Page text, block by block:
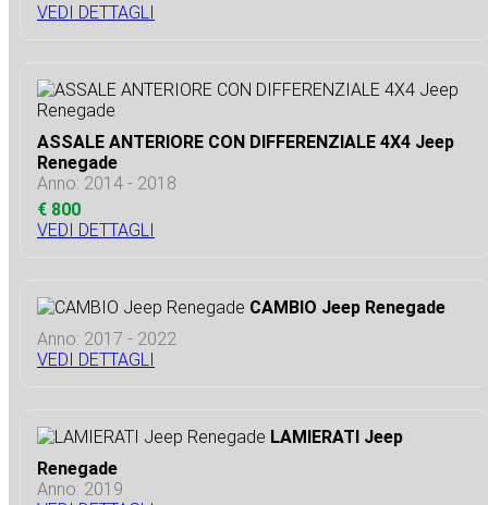
VEDI DETTAGLI
ASSALE ANTERIORE CON DIFFERENZIALE 4X4 Jeep
Renegade
Anno: 2014 - 2018
€ 800
VEDI DETTAGLI
CAMBIO Jeep Renegade
Anno: 2017 - 2022
VEDI DETTAGLI
LAMIERATI Jeep
Renegade
Anno: 2019